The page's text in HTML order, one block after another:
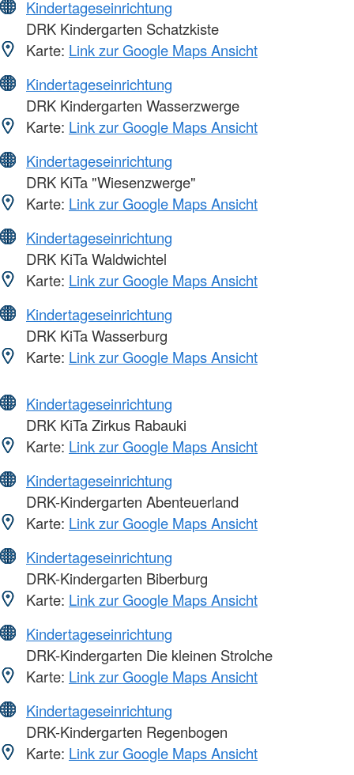
Kindertageseinrichtung
DRK Kindergarten Schatzkiste
Karte: Link zur Google Maps Ansicht
Kindertageseinrichtung
DRK Kindergarten Wasserzwerge
Karte: Link zur Google Maps Ansicht
Kindertageseinrichtung
DRK KiTa "Wiesenzwerge"
Karte: Link zur Google Maps Ansicht
Kindertageseinrichtung
DRK KiTa Waldwichtel
Karte: Link zur Google Maps Ansicht
Kindertageseinrichtung
DRK KiTa Wasserburg
Karte: Link zur Google Maps Ansicht
Kindertageseinrichtung
DRK KiTa Zirkus Rabauki
Karte: Link zur Google Maps Ansicht
Kindertageseinrichtung
DRK-Kindergarten Abenteuerland
Karte: Link zur Google Maps Ansicht
Kindertageseinrichtung
DRK-Kindergarten Biberburg
Karte: Link zur Google Maps Ansicht
Kindertageseinrichtung
DRK-Kindergarten Die kleinen Strolche
Karte: Link zur Google Maps Ansicht
Kindertageseinrichtung
DRK-Kindergarten Regenbogen
Karte: Link zur Google Maps Ansicht